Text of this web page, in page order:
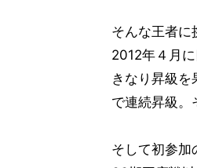
そんな王者に
2012年４月
きなり昇級
で連続昇級。
そして初参加